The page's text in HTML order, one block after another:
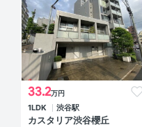
33.2万円
1LDK 渋谷駅
カスタリア渋谷櫻丘